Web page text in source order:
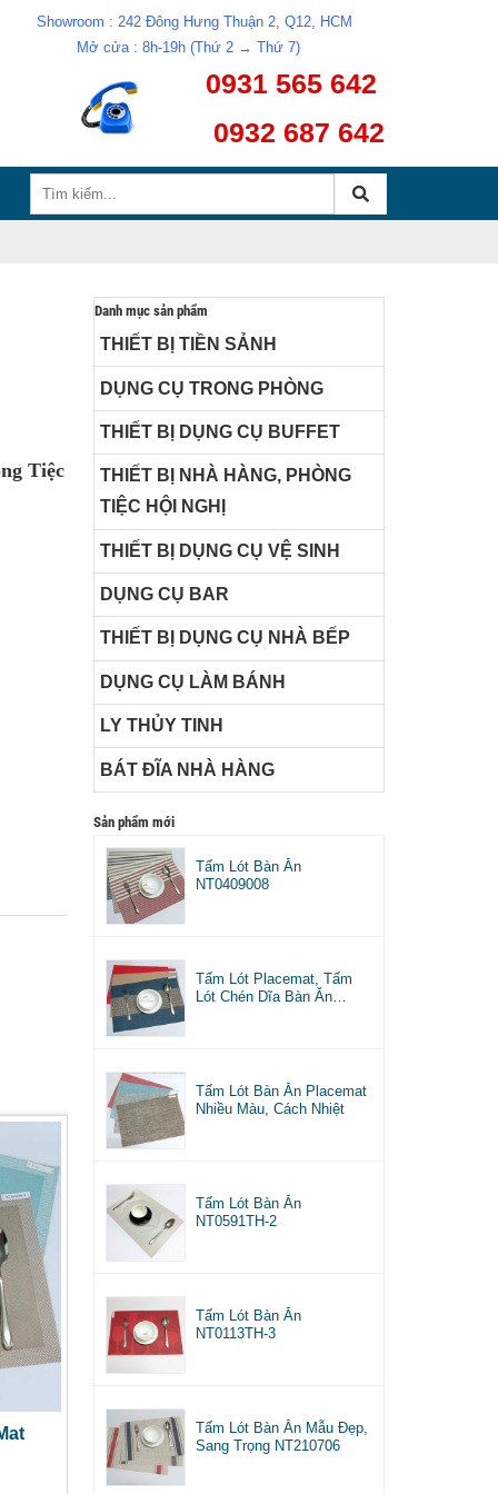
Showroom : 242 Đông Hưng Thuận 2, Q12, HCM
Mở cửa : 8h-19h (Thứ 2 → Thứ 7)
0931 565 642
0932 687 642
Tiệc
Danh mục sản phẩm
THIẾT BỊ TIỀN SẢNH
DỤNG CỤ TRONG PHÒNG
THIẾT BỊ DỤNG CỤ BUFFET
THIẾT BỊ NHÀ HÀNG, PHÒNG
TIỆC HỘI NGHỊ
THIẾT BỊ DỤNG CỤ VỆ SINH
DỤNG CỤ BAR
THIẾT BỊ DỤNG CỤ NHÀ BẾP
DỤNG CỤ LÀM BÁNH
LY THỦY TINH
BÁT ĐĨA NHÀ HÀNG
Sản phẩm mới
Tấm Lót Bàn Ăn
NT0409008
Tấm Lót Placemat, Tấm
Lót Chén Dĩa Bàn Ăn
Tấm Lót Bàn Ăn Placemat
Nhiều Màu, Cách Nhiệt
Tấm Lót Bàn Ăn
NT0591TH-2
Tấm Lót Bàn Ăn
NT0113TH-3
Tấm Lót Bàn Ăn Mẫu Đẹp,
Sang Trọng NT210706